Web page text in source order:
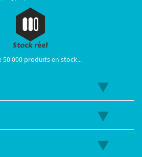
Stock réel
50 000 produits en stock...